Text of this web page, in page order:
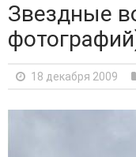
Звездные
18 декабря 2009